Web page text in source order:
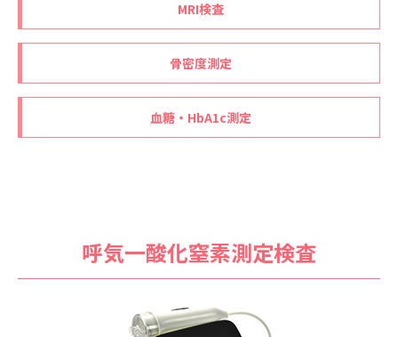
MRI検査
骨密度測定
血糖・HbA1c測定
呼気一酸化窒素測定検査